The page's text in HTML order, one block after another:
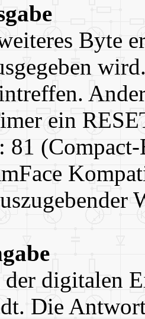
Byte
ein
81
der digitalen
Die